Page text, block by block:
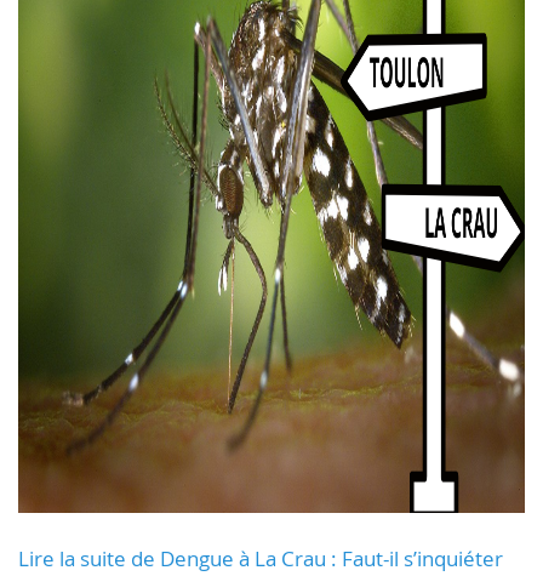
Lire la suite de Dengue à La Crau : Faut-il s’inquiéter